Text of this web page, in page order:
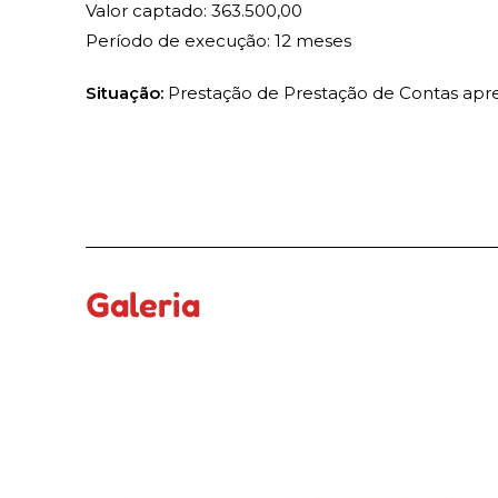
Valor captado: 363.500,00
Período de execução: 12 meses
Situação: Prestação de Prestação de Contas
Galeria